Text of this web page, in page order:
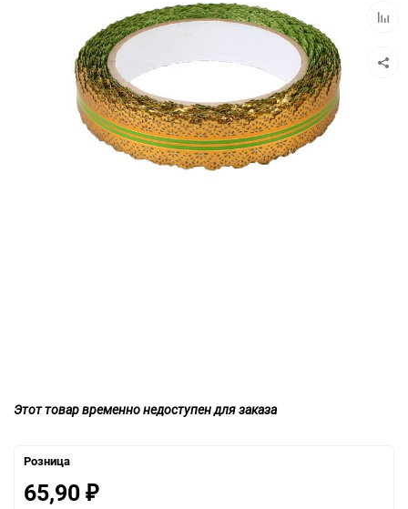
Этот товар временно недоступен для заказа
Розница
65,90 ₽